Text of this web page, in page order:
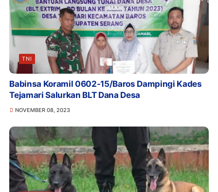
TNI
Babinsa Koramil 0602-15/Baros Dampingi Kades
Tejamari Salurkan BLT Dana Desa
NOVEMBER 08, 2023